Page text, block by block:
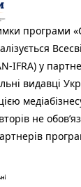
програми
IFRA) у
видавці
не